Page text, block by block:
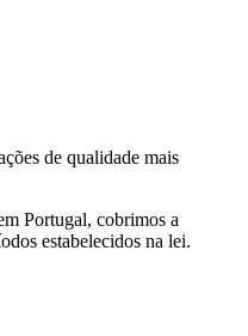
de qualidade mais
Portugal, cobrimos a
estabelecidos na lei.